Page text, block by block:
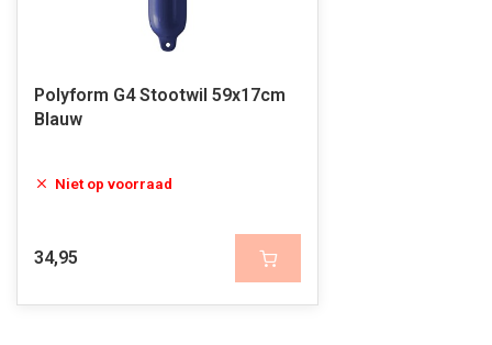
Polyform G4 Stootwil 59x17cm
Blauw
Niet op voorraad
34,95